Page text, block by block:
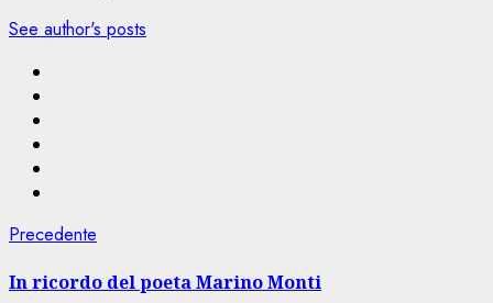
See author's posts
Navigazione
articolo
Precedente
In ricordo del poeta Marino Monti